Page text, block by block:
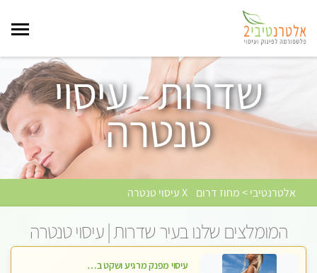
שדרות - עיסוי
טנטרה
אלטרנטיבי > מחוז דרום X עיסוי טנטרה
המומלצים שלנו בעיר שדרות | עיסוי טנטרה
עיסוי מפנק מרגיע ושקט במקום מדהים עיסוי מושקע מאוד